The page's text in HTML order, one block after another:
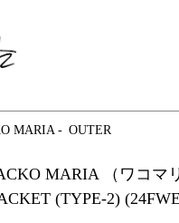
kaddish
MARIA OUTER
MARIA （ワコマ
(TYPE-2)